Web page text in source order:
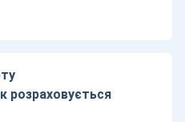
розраховується